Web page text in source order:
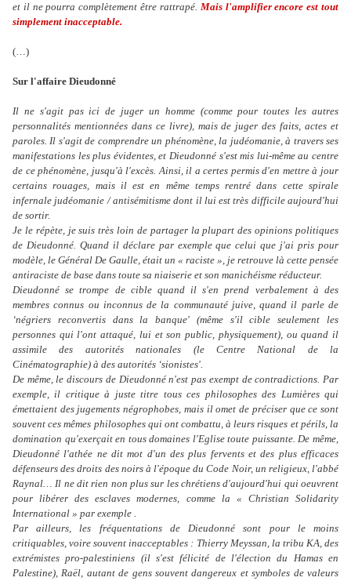
et il ne pourra complètement être rattrapé. Mais l'amplifier encore est tout
simplement inacceptable.
(…)
Sur l'affaire Dieudonné
Il ne s'agit pas ici de juger un homme (comme pour toutes les autres
personnalités mentionnées dans ce livre), mais de juger des faits, actes et
paroles. Il s'agit de comprendre un phénomène, la judéomanie, à travers ses
manifestations les plus évidentes, et Dieudonné s'est mis lui-même au centre
de ce phénomène, jusqu'à l'excès. Ainsi, il a certes permis d'en mettre à jour
certains rouages, mais il est en même temps rentré dans cette spirale
infernale judéomanie / antisémitisme dont il lui est très difficile aujourd'hui
de sortir.
Je le répète, je suis très loin de partager la plupart des opinions politiques
de Dieudonné. Quand il déclare par exemple que celui que j'ai pris pour
modèle, le Général De Gaulle, était un « raciste », je retrouve là cette pensée
antiraciste de base dans toute sa niaiserie et son manichéisme réducteur.
Dieudonné se trompe de cible quand il s'en prend verbalement à des
membres connus ou inconnus de la communauté juive, quand il parle de
‘négriers reconvertis dans la banque' (même s'il cible seulement les
personnes qui l'ont attaqué, lui et son public, physiquement), ou quand il
assimile des autorités nationales (le Centre National de la
Cinématographie) à des autorités ‘sionistes'.
De même, le discours de Dieudonné n'est pas exempt de contradictions. Par
exemple, il critique à juste titre tous ces philosophes des Lumières qui
émettaient des jugements négrophobes, mais il omet de préciser que ce sont
souvent ces mêmes philosophes qui ont combattu, à leurs risques et périls, la
domination qu'exerçait en tous domaines l'Eglise toute puissante. De même,
Dieudonné l'athée ne dit mot d'un des plus fervents et des plus efficaces
défenseurs des droits des noirs à l'époque du Code Noir, un religieux, l'abbé
Raynal… Il ne dit rien non plus sur les chrétiens d'aujourd'hui qui oeuvrent
pour libérer des esclaves modernes, comme la « Christian Solidarity
International » par exemple .
Par ailleurs, les fréquentations de Dieudonné sont pour le moins
critiquables, voire souvent inacceptables : Thierry Meyssan, la tribu KA, des
extrémistes pro-palestiniens (il s'est félicité de l'élection du Hamas en
Palestine), Raël, autant de gens souvent dangereux et symboles de valeurs